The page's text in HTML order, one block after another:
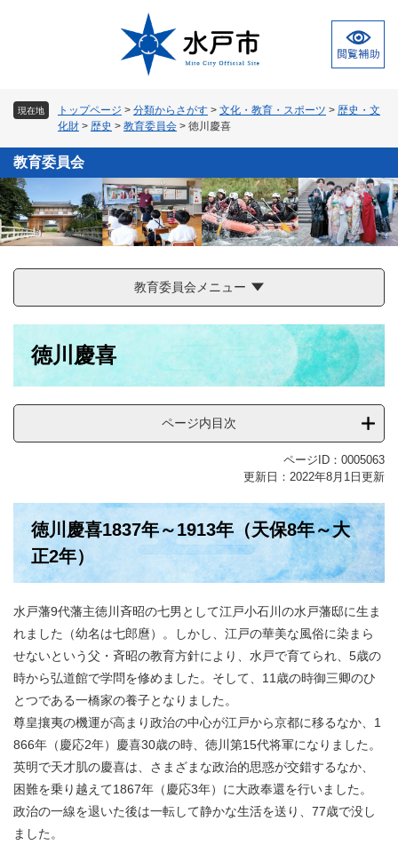
本
文
へ
現在地 トップページ > 分類からさがす > 文化・教育・スポーツ > 歴史・文
化財 > 歴史 > 教育委員会 > 徳川慶喜
教育委員会
教育委員会メニュー
徳川慶喜
ページ内目次
ページID：0005063
更新日：2022年8月1日更新
徳川慶喜1837年～1913年（天保8年～大
正2年）
水戸藩9代藩主徳川斉昭の七男として江戸小石川の水戸藩邸に生ま
れました（幼名は七郎麿）。しかし、江戸の華美な風俗に染まら
せないという父・斉昭の教育方針により、水戸で育てられ、5歳の
時から弘道館で学問を修めました。そして、11歳の時御三卿のひ
とつである一橋家の養子となりました。
尊皇攘夷の機運が高まり政治の中心が江戸から京都に移るなか、1
866年（慶応2年）慶喜30歳の時、徳川第15代将軍になりました。
英明で天才肌の慶喜は、さまざまな政治的思惑が交錯するなか、
困難を乗り越えて1867年（慶応3年）に大政奉還を行いました。
政治の一線を退いた後は一転して静かな生活を送り、77歳で没し
ました。